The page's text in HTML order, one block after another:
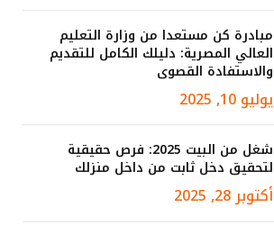
مبادرة كن مستعدا من وزارة التعليم
العالي المصرية: دليلك الكامل للتقديم
والاستفادة القصوى
يوليو 10, 2025
شغل من البيت 2025: فرص حقيقية
لتحقيق دخل ثابت من داخل منزلك
أكتوبر 28, 2025